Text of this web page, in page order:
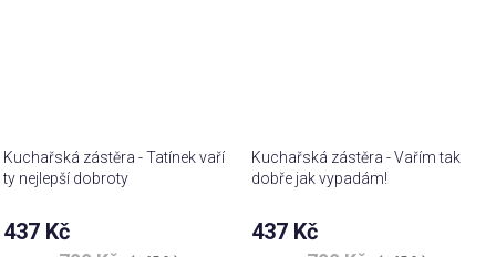
Kuchařská zástěra - Tatínek vaří
ty nejlepší dobroty
437 Kč
Kuchařská zástěra - Vařím tak
dobře jak vypadám!
437 Kč